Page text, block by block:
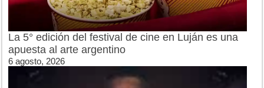
La 5° edición del festival de cine en Luján es una
apuesta al arte argentino
6 agosto, 2026